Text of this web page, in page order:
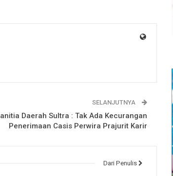
SELANJUTNYA
Daerah Sultra : Tak Ada Kecurangan
Penerimaan Casis Perwira Prajurit Karir
Dari Penulis